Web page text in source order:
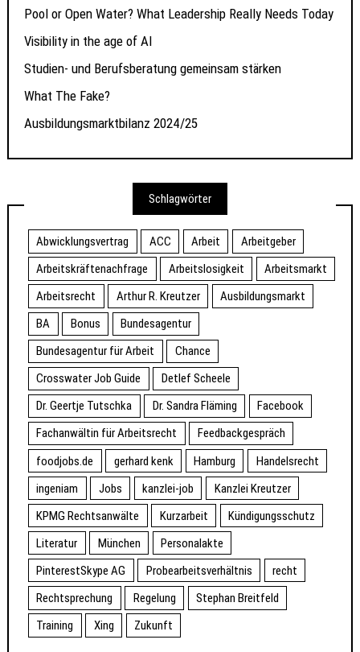
Pool or Open Water? What Leadership Really Needs Today
Visibility in the age of AI
Studien- und Berufsberatung gemeinsam stärken
What The Fake?
Ausbildungsmarktbilanz 2024/25
Schlagwörter
Abwicklungsvertrag ACC Arbeit
Arbeitgeber
Arbeitskräftenachfrage
Arbeitslosigkeit
Arbeitsmarkt
Arbeitsrecht
Arthur R. Kreutzer
Ausbildungsmarkt
BA
Bonus
Bundesagentur
Bundesagentur für Arbeit
Chance
Crosswater Job Guide
Detlef Scheele
Dr. Geertje Tutschka
Dr. Sandra Fläming
Facebook
Fachanwältin für Arbeitsrecht
Feedbackgespräch
foodjobs.de
gerhard kenk Hamburg
Handelsrecht
ingeniam
Jobs kanzlei-job
Kanzlei Kreutzer
KPMG Rechtsanwälte
Kurzarbeit
Kündigungsschutz
Literatur
München
Personalakte
PinterestSkype AG
Probearbeitsverhältnis
recht
Rechtsprechung
Regelung
Stephan Breitfeld
Training
Xing Zukunft